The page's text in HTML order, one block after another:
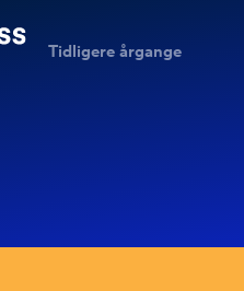
Tidligere årgange